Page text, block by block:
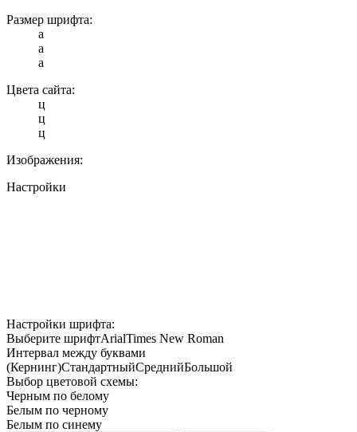
Размер шрифта:
a
a
a
Цвета сайта:
ц
ц
ц
Изображения:
Настройки
Настройки шрифта:
Выберите шрифтArialTimes New Roman
Интервал между буквами
(Кернинг)СтандартныйСреднийБольшой
Выбор цветовой схемы:
Черным по белому
Белым по черному
Белым по синему